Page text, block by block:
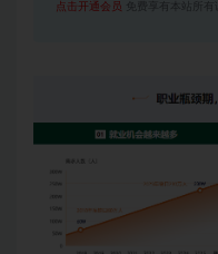
点击开通会员 免费享有本站所有